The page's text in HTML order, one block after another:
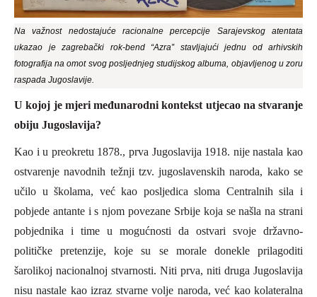
Na važnost nedostajuće racionalne percepcije Sarajevskog atentata
ukazao je zagrebački rok-bend “Azra” stavljajući jednu od arhivskih
fotografija na omot svog posljednjeg studijskog albuma, objavljenog u zoru
raspada Jugoslavije.
U kojoj je mjeri međunarodni kontekst utjecao na stvaranje
obiju Jugoslavija?
Kao i u preokretu 1878., prva Jugoslavija 1918. nije nastala kao
ostvarenje navodnih težnji tzv. jugoslavenskih naroda, kako se
učilo u školama, već kao posljedica sloma Centralnih sila i
pobjede antante i s njom povezane Srbije koja se našla na strani
pobjednika i time u mogućnosti da ostvari svoje državno-
političke pretenzije, koje su se morale donekle prilagoditi
šarolikoj nacionalnoj stvarnosti. Niti prva, niti druga Jugoslavija
nisu nastale kao izraz stvarne volje naroda, već kao kolateralna